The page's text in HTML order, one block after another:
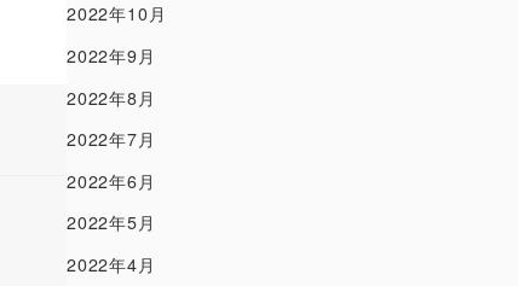
2022年10月
2022年9月
2022年8月
2022年7月
2022年6月
2022年5月
2022年4月